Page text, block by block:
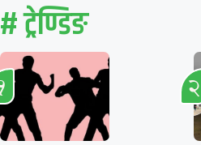
# ट्रेण्डिङ